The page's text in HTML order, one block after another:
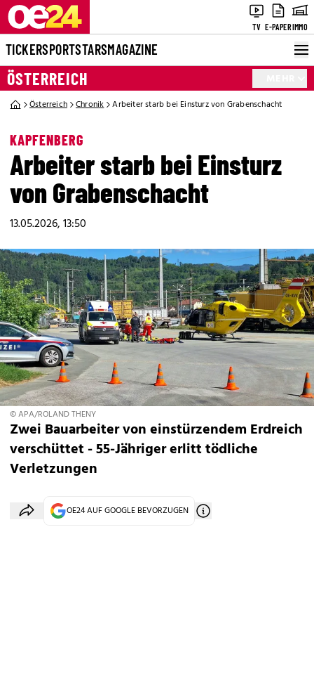
TV E-PAPERIMMO
TICKERSPORTSTARSMAGAZINE
ÖSTERREICH
Österreich Chronik Arbeiter starb bei Einsturz von Grabenschacht
KAPFENBERG
Arbeiter starb bei Einsturz
von Grabenschacht
13.05.2026, 13:50
© APA/ROLAND THENY
Zwei Bauarbeiter von einstürzendem Erdreich
verschüttet - 55-Jähriger erlitt tödliche
Verletzungen
OE24 AUF GOOGLE BEVORZUGEN